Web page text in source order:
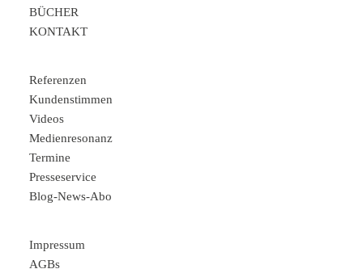
BÜCHER
KONTAKT
Referenzen
Kundenstimmen
Videos
Medienresonanz
Termine
Presseservice
Blog-News-Abo
Impressum
AGBs